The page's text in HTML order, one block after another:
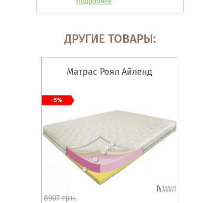
ДРУГИЕ ТОВАРЫ:
Матрас Роял Айленд
8907 грн.
-5%